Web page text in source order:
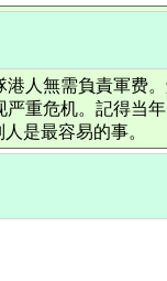
人無需負責軍费
重危机。記得当
是最容易的事。